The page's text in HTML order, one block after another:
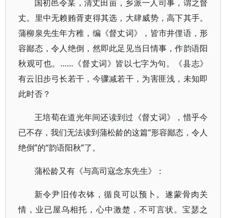
国初邑令某，清丈田亩，乡派一人司事，谓之督
丈。里中无赖贿胥吏得其选，大肆威势，高下其手。
蒲柳泉先生年方稚，编《督丈词》，皆市井俚语，形
容鄙态，令人绝倒，然即此足见当日情事，作韵语阳
秋观可也。……《督丈词》皆以七字为句。《县志》
有云旧步弓长若干，今骤减若干，为害匪浅，未知即
此时否？
王培荀在道光年间还读到过《督丈词》，惜乎今
已不存，我们无法读到蒲松龄的这篇“形容鄙态，令人
绝倒”的“韵语阳秋”了。
蒲松龄又有《与高司寇念东先生》：
新令尹旧传衣钵，循良可以预卜。遂蒙骨肉关
情，业已屋乌相托，心中激楚，不可言状。宝瑟之